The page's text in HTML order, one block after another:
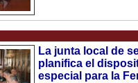
La junta local de
planifica el
especial para la